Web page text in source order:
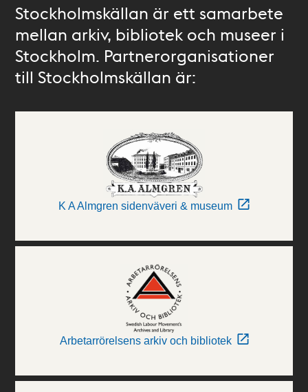
Stockholmskällan är ett samarbete
mellan arkiv, bibliotek och museer i
Stockholm. Partnerorganisationer
till Stockholmskällan är:
K A Almgren sidenväveri & museum
Arbetarrörelsens arkiv och bibliotek